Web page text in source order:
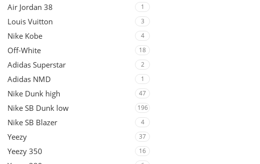
Air Jordan 38 1
Louis Vuitton 3
Nike Kobe 4
Off-White 18
Adidas Superstar 2
Adidas NMD 1
Nike Dunk high 47
Nike SB Dunk low 196
Nike SB Blazer 4
Yeezy 37
Yeezy 350 16